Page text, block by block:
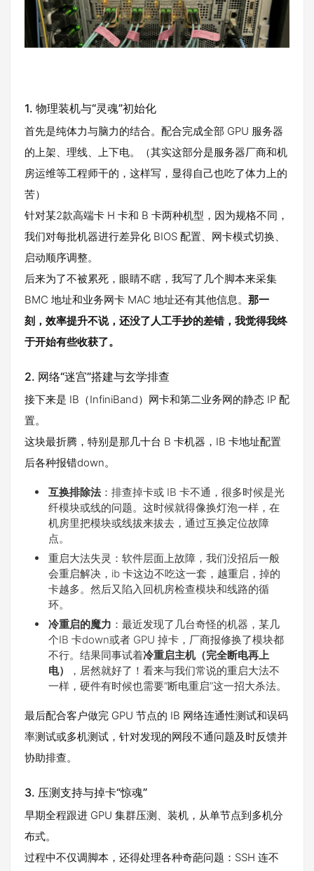
1. 物理装机与“灵魂”初始化
首先是纯体力与脑力的结合。配合完成全部 GPU 服务器
的上架、理线、上下电。（其实这部分是服务器厂商和机
房运维等工程师干的，这样写，显得自己也吃了体力上的
苦）
针对某2款高端卡 H 卡和 B 卡两种机型，因为规格不同，
我们对每批机器进行差异化 BIOS 配置、网卡模式切换、
启动顺序调整。
后来为了不被累死，眼睛不瞎，我写了几个脚本来采集
BMC 地址和业务网卡 MAC 地址还有其他信息。 那一
刻，效率提升不说，还没了人工手抄的差错，我觉得我终
于开始有些收获了。
2. 网络“迷宫”搭建与玄学排查
接下来是 IB（InfiniBand）网卡和第二业务网的静态 IP 配
置。
这块最折腾，特别是那几十台 B 卡机器，IB 卡地址配置
后各种报错down。
互换排除法：排查掉卡或 IB 卡不通，很多时候是光
纤模块或线的问题。这时候就得像换灯泡一样，在
机房里把模块或线拔来拔去，通过互换定位故障
点。
重启大法失灵：软件层面上故障，我们没招后一般
会重启解决，ib 卡这边不吃这一套，越重启，掉的
卡越多。然后又陷入回机房检查模块和线路的循
环。
冷重启的魔力 ：最近发现了几台奇怪的机器，某几
个IB 卡down或者 GPU 掉卡，厂商报修换了模块都
不行。结果同事试着冷重启主机（完全断电再上
电）
，居然就好了！看来与我们常说的重启大法不
一样，硬件有时候也需要“断电重启”这一招大杀法。
最后配合客户做完 GPU 节点的 IB 网络连通性测试和误码
率测试或多机测试，针对发现的网段不通问题及时反馈并
协助排查。
3. 压测支持与掉卡“惊魂”
早期全程跟进 GPU 集群压测、装机，从单节点到多机分
布式。
过程中不仅调脚本，还得处理各种奇葩问题：SSH 连不